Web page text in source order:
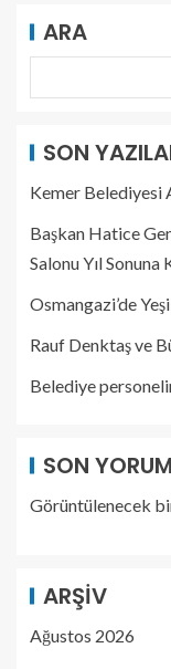
ARA
SON
Kemer Belediyesi
Başkan Hatice
Salonu Yıl
Osmangazi’de
Rauf Denktaş ve
Belediye
SON
Görüntülenecek
ARŞIV
Ağustos 2026